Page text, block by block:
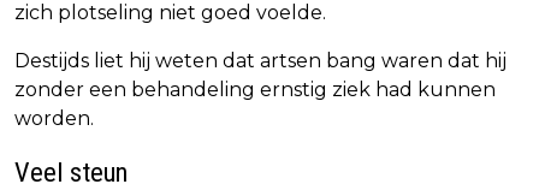
zich plotseling niet goed voelde.
Destijds liet hij weten dat artsen bang waren dat hij
zonder een behandeling ernstig ziek had kunnen
worden.
Veel steun